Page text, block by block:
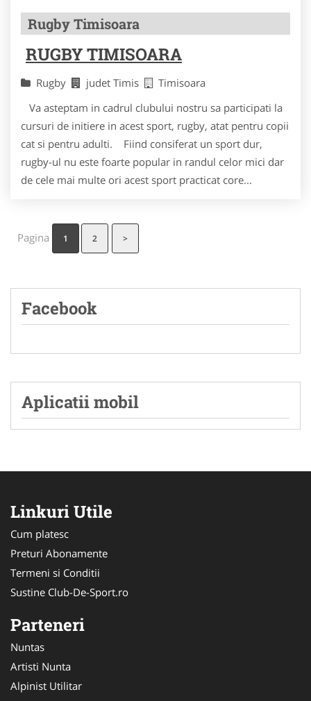
Rugby Timisoara
RUGBY TIMISOARA
Rugby judet Timis
Timisoara
Va asteptam in cadrul clubului nostru sa participati la
cursuri de initiere in acest sport, rugby, atat pentru copii
cat si pentru adulti. Fiind consiferat un sport dur,
rugby-ul nu este foarte popular in randul celor mici dar
de cele mai multe ori acest sport practicat core...
Pagina 1 2 >
Facebook
Aplicatii mobil
Linkuri Utile
Cum platesc
Preturi Abonamente
Termeni si Conditii
Sustine Club-De-Sport.ro
Parteneri
Nuntas
Artisti Nunta
Alpinist Utilitar